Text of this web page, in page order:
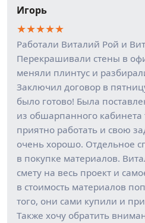
Игорь
★★★★★
Работали Виталий Рой и
Перекрашивали стены в
меняли плинтус и
Заключил договор в
было готово! Была
из обшарпанного кабинета
приятно работать и свою
очень хорошо. Отдельное
в покупке материалов.
смету на весь проект и
в стоимость материалов
того, они сами купили и
Также хочу обратить